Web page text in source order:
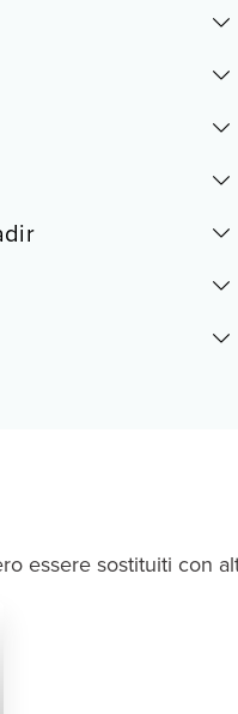
essere sostituiti con